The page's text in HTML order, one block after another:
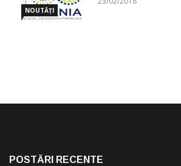
NOUTĂȚI
POSTĂRI RECENTE